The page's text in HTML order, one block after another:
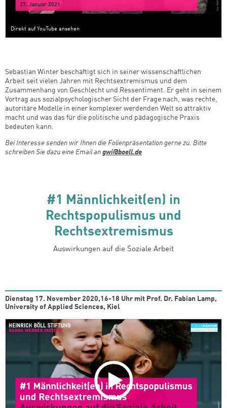
Direkt auf YouTube ansehen
Sebastian Winter beschäftigt sich in seiner wissenschaftlichen
Arbeit seit vielen Jahren mit Rechtsextremismus und dem
Zusammenhang von Geschlecht und Ressentiment. Er geht in seinem
Vortrag aus sozialpsychologischer Sicht der Frage nach, was rechte,
autoritäre Modelle in einer komplexer werdenden Welt so attraktiv
macht und was das für die politische und pädagogische Praxis
bedeuten kann.
Bei Interesse senden wir Ihnen die Folienpräsentation gerne zu. Bitte
schreiben Sie dazu eine Email an gwi@boell.de
#1 Männlichkeit(en) in
Rechtspopulismus und
Rechtsextremismus
Auswirkungen auf die Soziale Arbeit
Dienstag 17. November 2020,16-18 Uhr mit Prof. Dr. Fabian Lamp,
University of Applied Sciences, Kiel